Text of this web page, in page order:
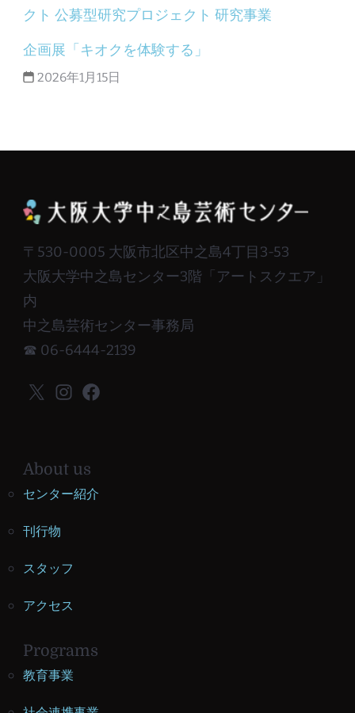
クト 公募型研究プロジェクト 研究事業
企画展「キオクを体験する」
2026年1月15日
〒530-0005 大阪市北区中之島4丁目3-53
大阪大学中之島センター3階「アートスクエア」
内
中之島芸術センター事務局
☎ 06-6444-2139
X Instagram
Facebook
About us
センター紹介
刊行物
スタッフ
アクセス
Programs
教育事業